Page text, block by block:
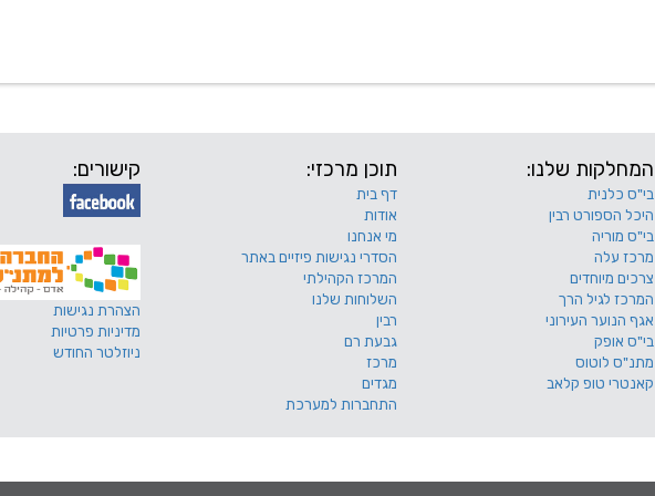
המחלקות שלנו:
בי"ס כלנית
היכל הספורט רבין
בי"ס מוריה
מרכז עלה
צרכים מיוחדים
המרכז לגיל הרך
אגף הנוער העירוני
בי"ס אופק
מתנ"ס לוטוס
קאנטרי טופ קלאב
תוכן מרכזי:
דף בית
אודות
מי אנחנו
הסדרי נגישות פיזיים באתר
המרכז הקהילתי
השלוחות שלנו
רבין
גבעת רם
מרכז
מגדים
התחברות למערכת
קישורים:
הצהרת נגישות
מדיניות פרטיות
ניוזלטר החודש